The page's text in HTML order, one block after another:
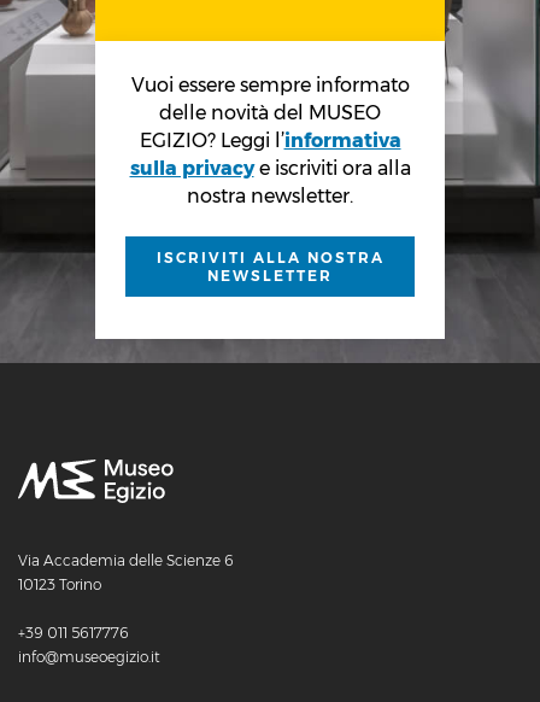
Vuoi essere sempre informato
delle novità del MUSEO
EGIZIO? Leggi l’informativa
sulla privacy e iscriviti ora alla
nostra newsletter.
ISCRIVITI ALLA NOSTRA
NEWSLETTER
Via Accademia delle Scienze 6
10123 Torino
+39 011 5617776
info@museoegizio.it